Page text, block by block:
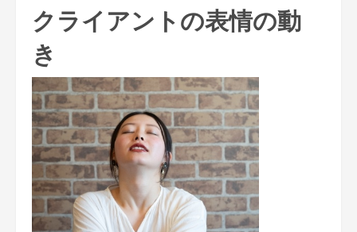
クライアントの表情の動
き